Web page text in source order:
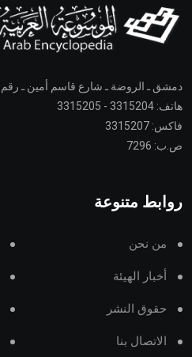
دمشق ـ الروضة ـ شارع قاسم أمين ـ رقم 39
هاتف: 3315204 - 3315205
فاكس: 3315207
ص.ب: 7296
روابط متنوعة
من نحن
أخبار الهيئة
حقوق النشر
الاتصال بنا